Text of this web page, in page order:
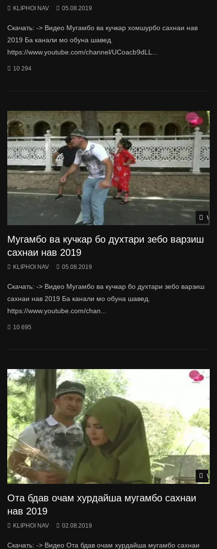
KLIPHOI NAV 05.08.2019
Скачать: -> Видео Мугамбо ва кучкар хомшурбо сахнаи нав
2019 Ба канали мо обуна шавед.
https://www.youtube.com/channel/UCoacb9dLL...
10 294
Мугамбо ва кучкар бо духтари зебо варзиш
сахнаи нав 2019
KLIPHOI NAV 05.08.2019
Скачать: -> Видео Мугамбо ва кучкар бо духтари зебо варзиш
сахнаи нав 2019 Ба канали мо обуна шавед.
https://www.youtube.com/chan...
10 695
Ота бдав очам хурдайша мугамбо сахнаи
нав 2019
KLIPHOI NAV 02.08.2019
Скачать: -> Видео Ота бдав очам хурдайша мугамбо сахнаи